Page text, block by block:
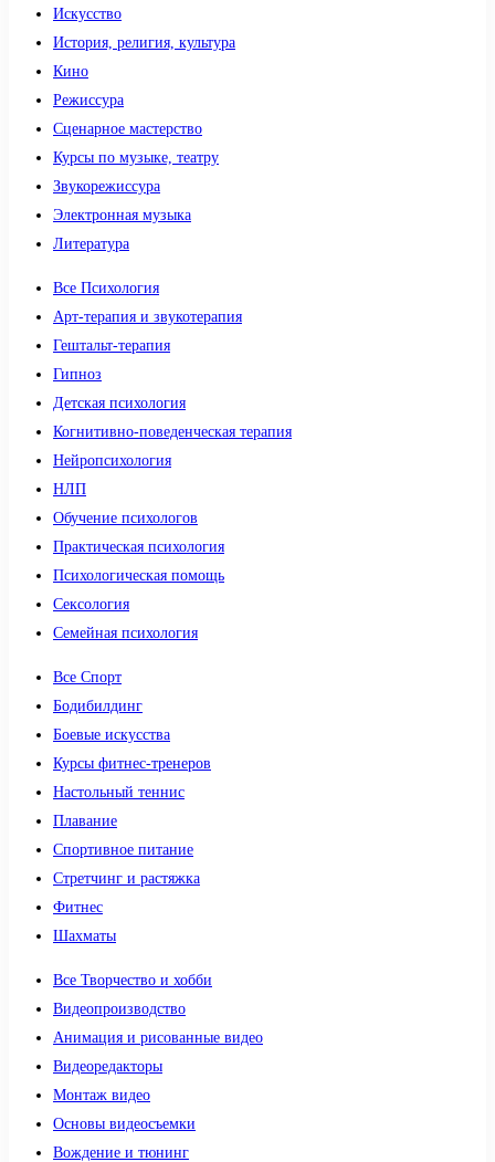
Искусство
История, религия, культура
Кино
Режиссура
Сценарное мастерство
Курсы по музыке, театру
Звукорежиссура
Электронная музыка
Литература
Все Психология
Арт-терапия и звукотерапия
Гештальт-терапия
Гипноз
Детская психология
Когнитивно-поведенческая терапия
Нейропсихология
НЛП
Обучение психологов
Практическая психология
Психологическая помощь
Сексология
Семейная психология
Все Спорт
Бодибилдинг
Боевые искусства
Курсы фитнес-тренеров
Настольный теннис
Плавание
Спортивное питание
Стретчинг и растяжка
Фитнес
Шахматы
Все Творчество и хобби
Видеопроизводство
Анимация и рисованные видео
Видеоредакторы
Монтаж видео
Основы видеосъемки
Вождение и тюнинг